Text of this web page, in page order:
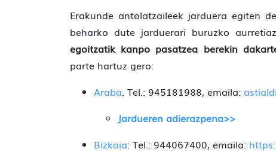
Erakunde antolatzaileek jarduera egiten
beharko dute jarduerari buruzko
egoitzatik kanpo pasatzea berekin
parte hartuz gero:
Araba. Tel.: 945181988, emaila:
Jardueren adierazpena>>
Bizkaia: Tel.: 944067400, emaila: